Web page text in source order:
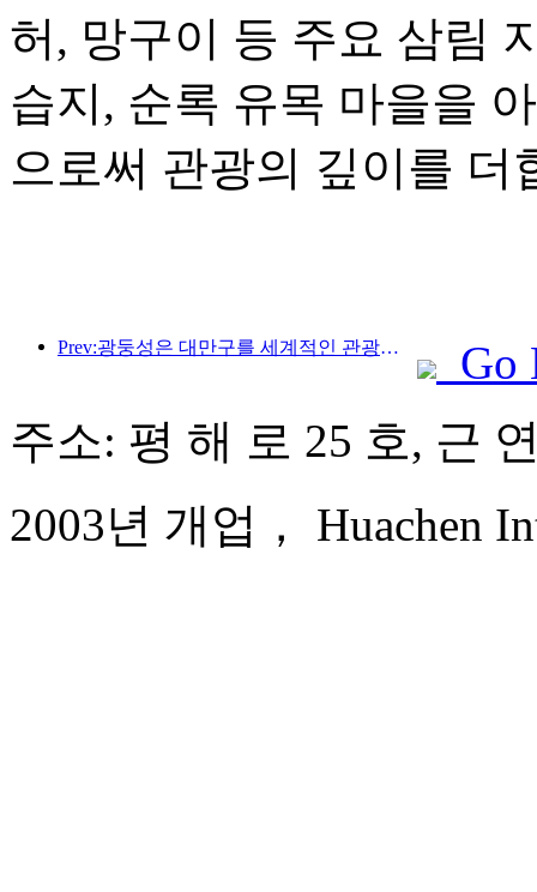
허, 망구이 등 주요 삼림
습지, 순록 유목 마을을
으로써 관광의 깊이를 더
Prev:광둥성은 대만구를 세계적인 관광지로 만들기 위한 서비스 산업 역량 확충 계획을 발표했습니다.
Go
주소: 평 해 로 25 호, 근
2003년 개업， Huachen